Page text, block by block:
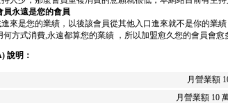
員永遠是您的會員
來是您的業績，以後該會員從其他入口進來就不是你的業
何方式消費,永遠都算您的業績 ，所以加盟愈久您的會員會愈
說明：
月營業額
月營業額 10